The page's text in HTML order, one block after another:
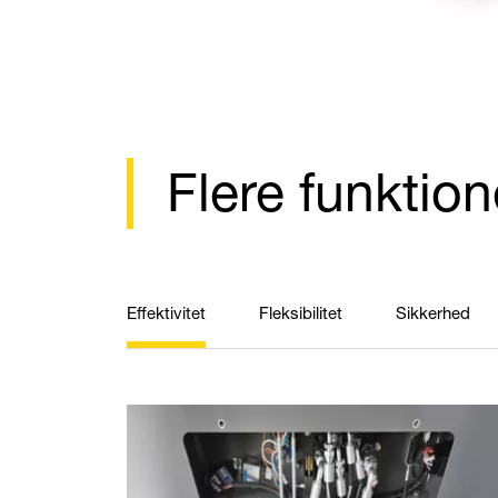
Flere
Effektivitet Fleksibilitet Sikkerhed